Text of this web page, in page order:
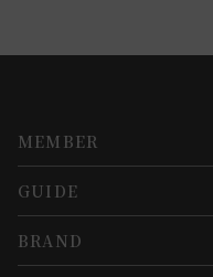
MEMBER
マイページ
新規会員登録
GUIDE
お買い物ガイド
BRAND